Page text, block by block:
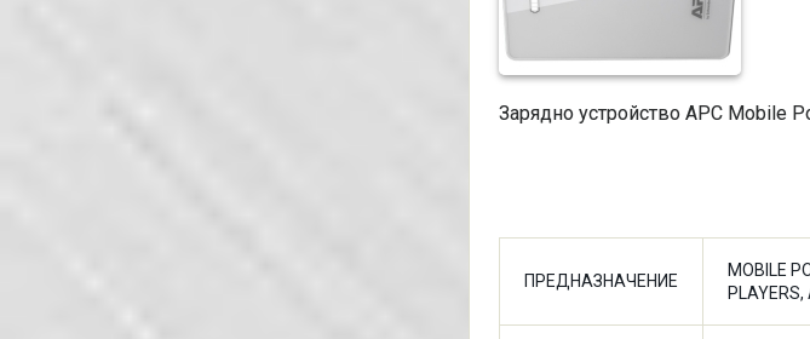
Зарядно устройство APC Mobile
ПРЕДНАЗНАЧЕНИЕ
MOBILE